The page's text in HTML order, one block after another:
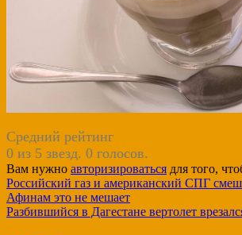
Средний рейтинг
0 из 5 звезд. 0 голосов.
Вам нужно авторизироваться для того,
Навигация
по
Российский газ и американский СПГ
Афинам это не мешает
Разбившийся в Дагестане вертолет